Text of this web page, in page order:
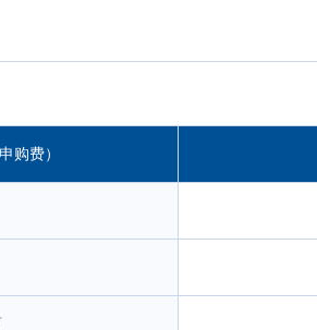
拖累领跌。指数表现方面，报告期内以港币
国内地企业覆盖较为全面，传统经济和新经
渐增强。在中国经济发展日趋国际化的背景
本基金在投资运作过程中严格遵守基金合同
额净值为0.9346元，本报告期份额净值增长
元，本报告期份额净值增长率为-10.19%
控制范围之内。
购费）